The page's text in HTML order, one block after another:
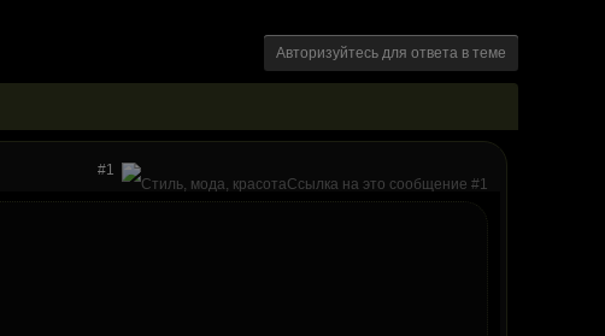
Авторизуйтесь для ответа в теме
#1